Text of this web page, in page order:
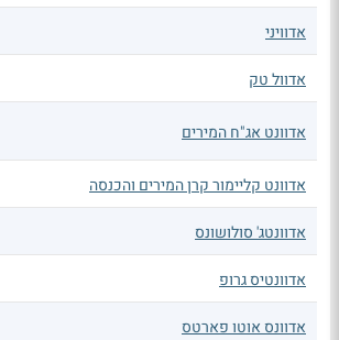
אדוויני
אדוול טק
אדוונט אג"ח המירים
אדוונט קליימור קרן המירים והכנסה
אדוונטג' סולושונס
אדוונטיס גרופ
אדוונס אוטו פארטס